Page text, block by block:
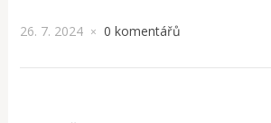
26. 7. 2024 × 0 komentářů